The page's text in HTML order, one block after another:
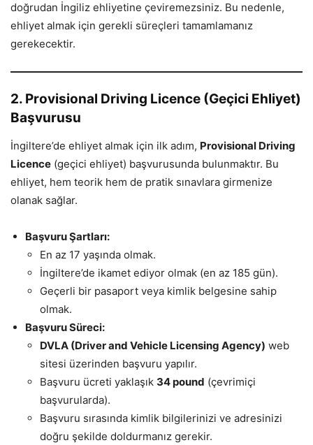
doğrudan İngiliz ehliyetine çeviremezsiniz. Bu nedenle,
ehliyet almak için gerekli süreçleri tamamlamanız
gerekecektir.
2. Provisional Driving Licence (Geçici Ehliyet)
Başvurusu
İngiltere’de ehliyet almak için ilk adım, Provisional Driving
Licence (geçici ehliyet) başvurusunda bulunmaktır. Bu
ehliyet, hem teorik hem de pratik sınavlara girmenize
olanak sağlar.
Başvuru Şartları:
En az 17 yaşında olmak.
İngiltere’de ikamet ediyor olmak (en az 185 gün).
Geçerli bir pasaport veya kimlik belgesine sahip
olmak.
Başvuru Süreci:
DVLA (Driver and Vehicle Licensing Agency) web
sitesi üzerinden başvuru yapılır.
Başvuru ücreti yaklaşık 34 pound (çevrimiçi
başvurularda).
Başvuru sırasında kimlik bilgilerinizi ve adresinizi
doğru şekilde doldurmanız gerekir.